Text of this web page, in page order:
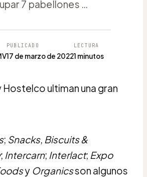
7 pabellones …
PUBLICADO
17 de marzo de 2022
LECTURA
1 minutos
; Snacks, Biscuits &
; Intercarn; Interlact; Expo
y Organicsson algunos